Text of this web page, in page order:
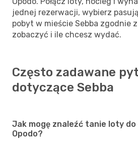
jednej rezerwacji, wybierz
pobyt w mieście Sebba zgodnie
zobaczyć i ile chcesz wydać.
Często zadawane
dotyczące Sebba
Jak mogę znaleźć tanie loty do
Opodo?